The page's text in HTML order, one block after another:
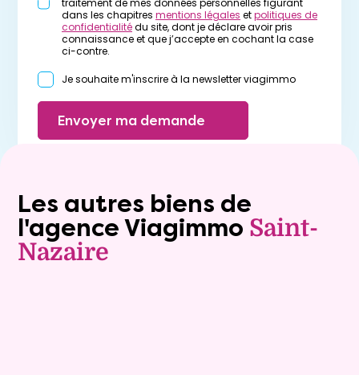
traitement de mes données personnelles figurant
dans les chapitres mentions légales etpolitiques de
confidentialitédu site, dont je déclare avoir pris
connaissance et que j’accepte en cochant la case
ci-contre.
Je souhaite m'inscrire à la newsletter viagimmo
Envoyer ma demande
Les autres biens de
l'agence Viagimmo Saint-
Nazaire